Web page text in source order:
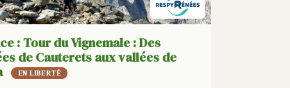
: Tour du Vignemale : Des
de Cauterets aux vallées de
EN LIBERTÉ